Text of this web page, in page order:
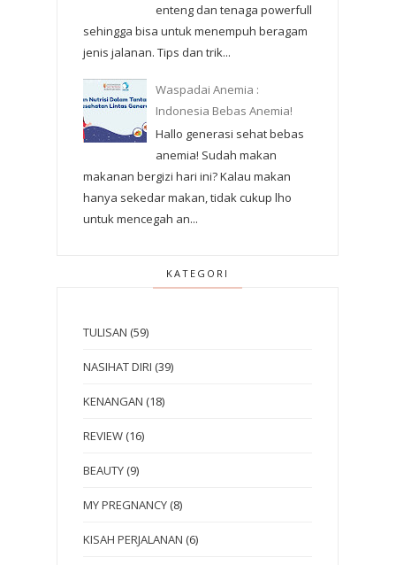
enteng dan tenaga powerfull
sehingga bisa untuk menempuh beragam
jenis jalanan. Tips dan trik...
Waspadai Anemia :
Indonesia Bebas Anemia!
Hallo generasi sehat bebas
anemia! Sudah makan
makanan bergizi hari ini? Kalau makan
hanya sekedar makan, tidak cukup lho
untuk mencegah an...
KATEGORI
TULISAN (59)
NASIHAT DIRI (39)
KENANGAN (18)
REVIEW (16)
BEAUTY (9)
MY PREGNANCY (8)
KISAH PERJALANAN (6)